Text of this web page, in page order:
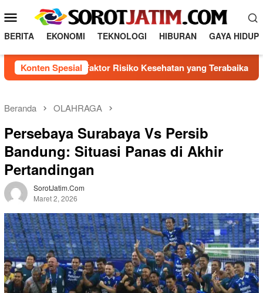
o
a
e
u
M
b
l
e
BERITA EKONOMI TEKNOLOGI HIBURAN GAYA HIDUP
Konten Spesial
5 Faktor Risiko Kesehatan yang Terabaikan
Beranda OLAHRAGA
Persebaya Surabaya Vs Persib
Bandung: Situasi Panas di Akhir
Pertandingan
SorotJatim.com
Maret 2, 2026